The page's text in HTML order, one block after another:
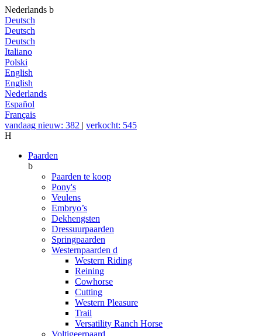
Nederlands b
Deutsch
Deutsch
Deutsch
Italiano
Polski
English
English
Nederlands
Español
Français
vandaag nieuw: 382 | verkocht: 545
H
Paarden
b
Paarden te koop
Pony's
Veulens
Embryo’s
Dekhengsten
Dressuurpaarden
Springpaarden
Westernpaarden d
Western Riding
Reining
Cowhorse
Cutting
Western Pleasure
Trail
Versatility Ranch Horse
Voltigeerpaard